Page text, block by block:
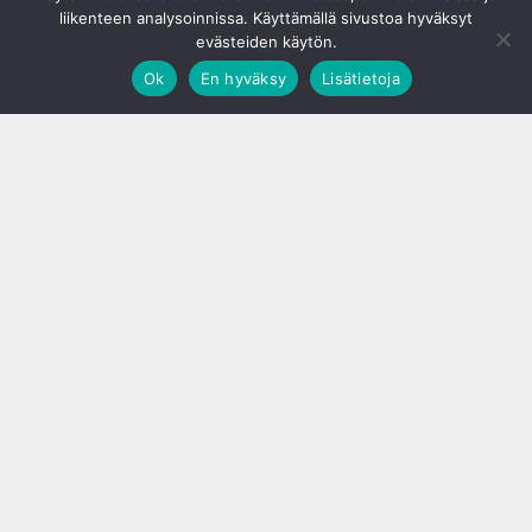
liikenteen analysoinnissa. Käyttämällä sivustoa hyväksyt
evästeiden käytön.
Ok
En hyväksy Lisätietoja